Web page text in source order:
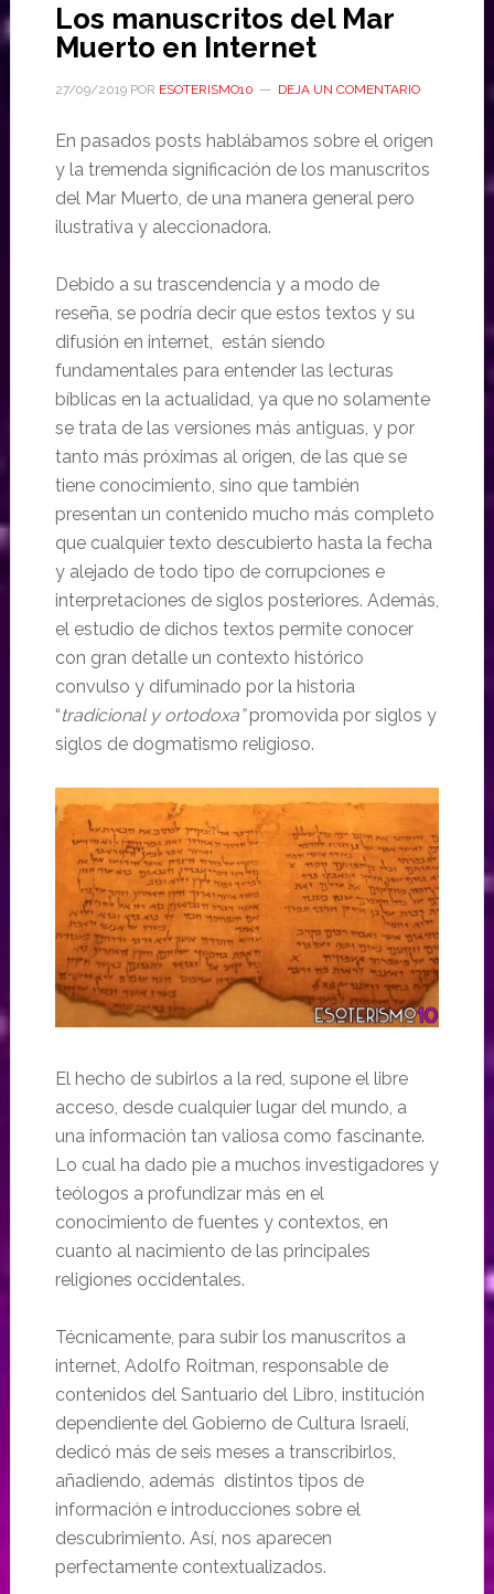
Los manuscritos del Mar
Muerto en Internet
27/09/2019POR ESOTERISMO10 DEJA UN COMENTARIO
En pasados posts hablábamos sobre el origen
y la tremenda significación de los manuscritos
del Mar Muerto, de una manera general pero
ilustrativa y aleccionadora.
Debido a su trascendencia y a modo de
reseña, se podría decir que estos textos y su
difusión en internet, están siendo
fundamentales para entender las lecturas
bíblicas en la actualidad, ya que no solamente
se trata de las versiones más antiguas, y por
tanto más próximas al origen, de las que se
tiene conocimiento, sino que también
presentan un contenido mucho más completo
que cualquier texto descubierto hasta la fecha
y alejado de todo tipo de corrupciones e
interpretaciones de siglos posteriores. Además,
el estudio de dichos textos permite conocer
con gran detalle un contexto histórico
convulso y difuminado por la historia
“tradicional y ortodoxa”promovida por siglos y
siglos de dogmatismo religioso.
El hecho de subirlos a la red, supone el libre
acceso, desde cualquier lugar del mundo, a
una información tan valiosa como fascinante.
Lo cual ha dado pie a muchos investigadores y
teólogos a profundizar más en el
conocimiento de fuentes y contextos, en
cuanto al nacimiento de las principales
religiones occidentales.
Técnicamente, para subir los manuscritos a
internet, Adolfo Roitman, responsable de
contenidos del Santuario del Libro, institución
dependiente del Gobierno de Cultura Israelí,
dedicó más de seis meses a transcribirlos,
añadiendo, además distintos tipos de
información e introducciones sobre el
descubrimiento. Así, nos aparecen
perfectamente contextualizados.